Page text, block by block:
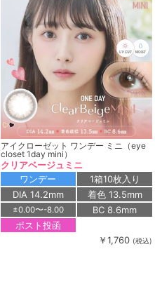
アイクローゼット ワンデー ミニ（eye
closet 1day mini）
クリアベージュミニ
ワンデー
1箱10枚入り
DIA 14.2mm
着色 13.5mm
±0.00〜-8.00
BC 8.6mm
ポスト投函
￥1,760 (税込)